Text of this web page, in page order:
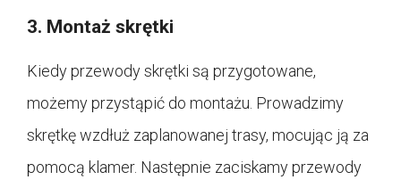
3. Montaż skrętki
Kiedy przewody skrętki są przygotowane,
możemy przystąpić do montażu. Prowadzimy
skrętkę wzdłuż zaplanowanej trasy, mocując ją za
pomocą klamer. Następnie zaciskamy przewody